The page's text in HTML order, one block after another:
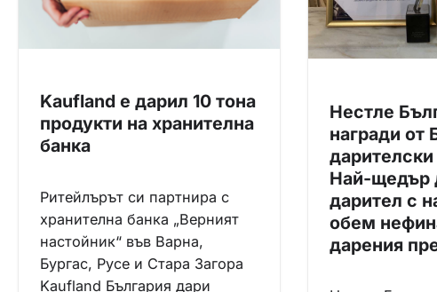
Kaufland e дарил 10 тона
продукти на хранителна
банка
Ритейлърът си партнира с
хранителна банка „Верният
настойник“ във Варна,
Бургас, Русе и Стара Загора
Kaufland България дари
Нестле
награди от
Най-щедър
дарител с
обем
дарения